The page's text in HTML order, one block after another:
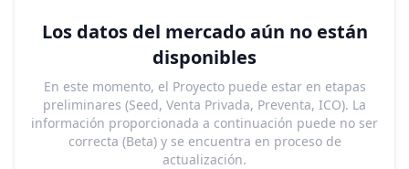
Los datos del mercado aún no están
disponibles
En este momento, el Proyecto puede estar en etapas
preliminares (Seed, Venta Privada, Preventa, ICO). La
información proporcionada a continuación puede no ser
correcta (Beta) y se encuentra en proceso de
actualización.